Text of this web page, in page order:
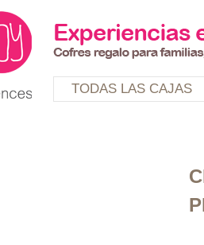
TODAS LAS CAJAS